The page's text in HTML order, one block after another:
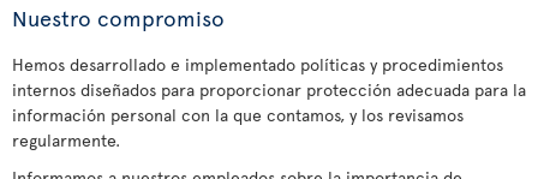
Nuestro compromiso
Hemos desarrollado e implementado políticas y procedimientos
internos diseñados para proporcionar protección adecuada para la
información personal con la que contamos, y los revisamos
regularmente.